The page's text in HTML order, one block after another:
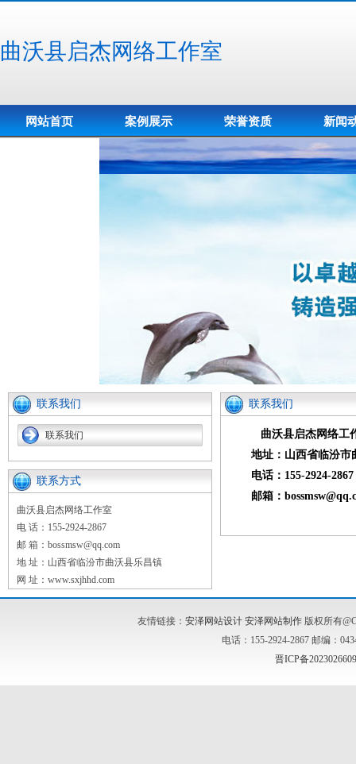
曲沃县启杰网络工作室
网站首页 案例展示 荣誉资质 新闻
联系我们
联系我们
联系方式
曲沃县启杰网络工作室
电 话：155-2924-2867
邮 箱：bossmsw@qq.com
地 址：山西省临汾市曲沃县乐昌镇
网 址：www.sxjhhd.com
联系我们
曲沃县启杰网络工
地址：山西省临汾市
电话：155-2924-2867
邮箱：
友情链接： 安泽网站设计 安泽网站制作 版权所有
电话：155-2924-2867 邮编：
晋ICP备